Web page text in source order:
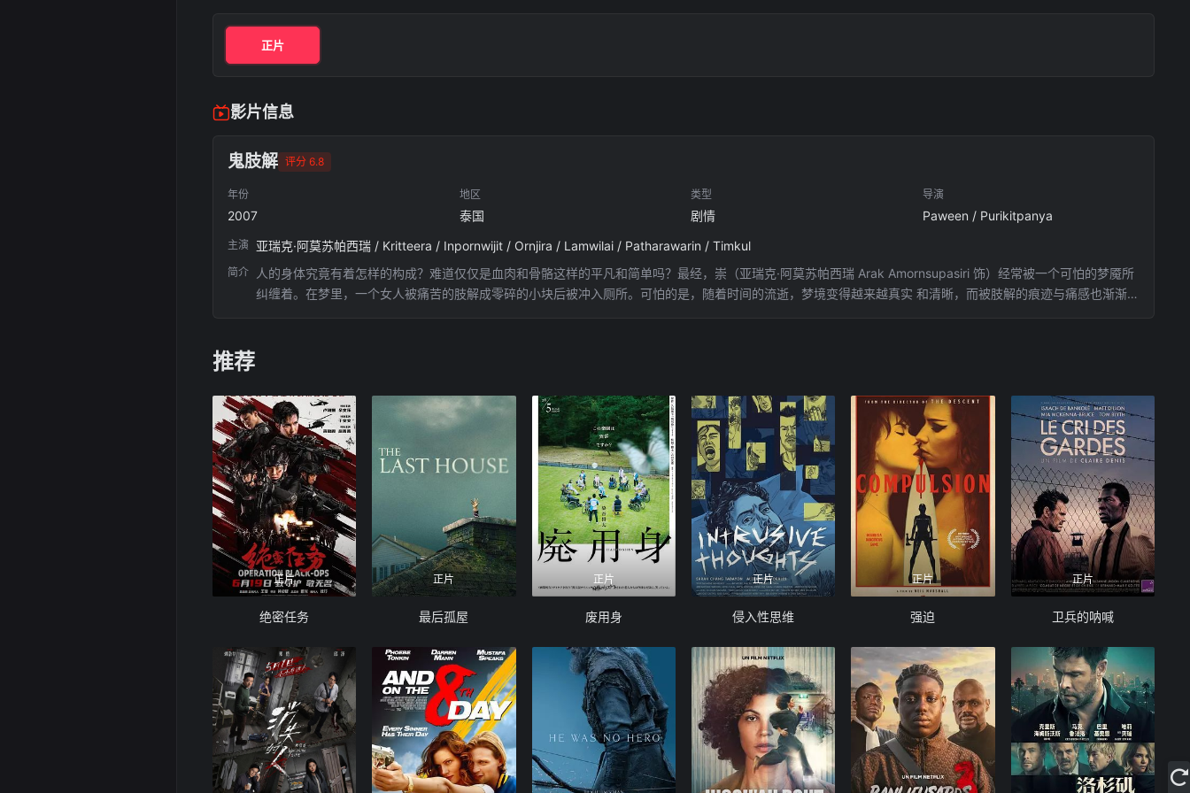
正片
影片信息
鬼肢解 评分 6.8
年份
2007
地区
泰国
类型
剧情
导演
Paween / Purikitpanya
主演 亚瑞克·阿莫苏帕西瑞 / Kritteera / Inpornwijit / Ornjira / Lamwilai / Patharawarin / Timkul
简介
人的身体究竟有着怎样的构成？难道仅仅是血肉和骨骼这样的平凡和简单吗？最经，崇（亚瑞克·阿莫苏帕西瑞 Arak Amornsupasiri 饰）经常被一个可怕的梦魇所
纠缠着。在梦里，一个女人被痛苦的肢解成零碎的小块后被冲入厕所。可怕的是，随着时间的流逝，梦境变得越来越真实 和清晰，而被肢解的痕迹与痛感也渐渐的
推荐
正片
绝密任务
正片
最后孤屋
正片
废用身
正片
侵入性思维
正片
强迫
正片
卫兵的呐喊